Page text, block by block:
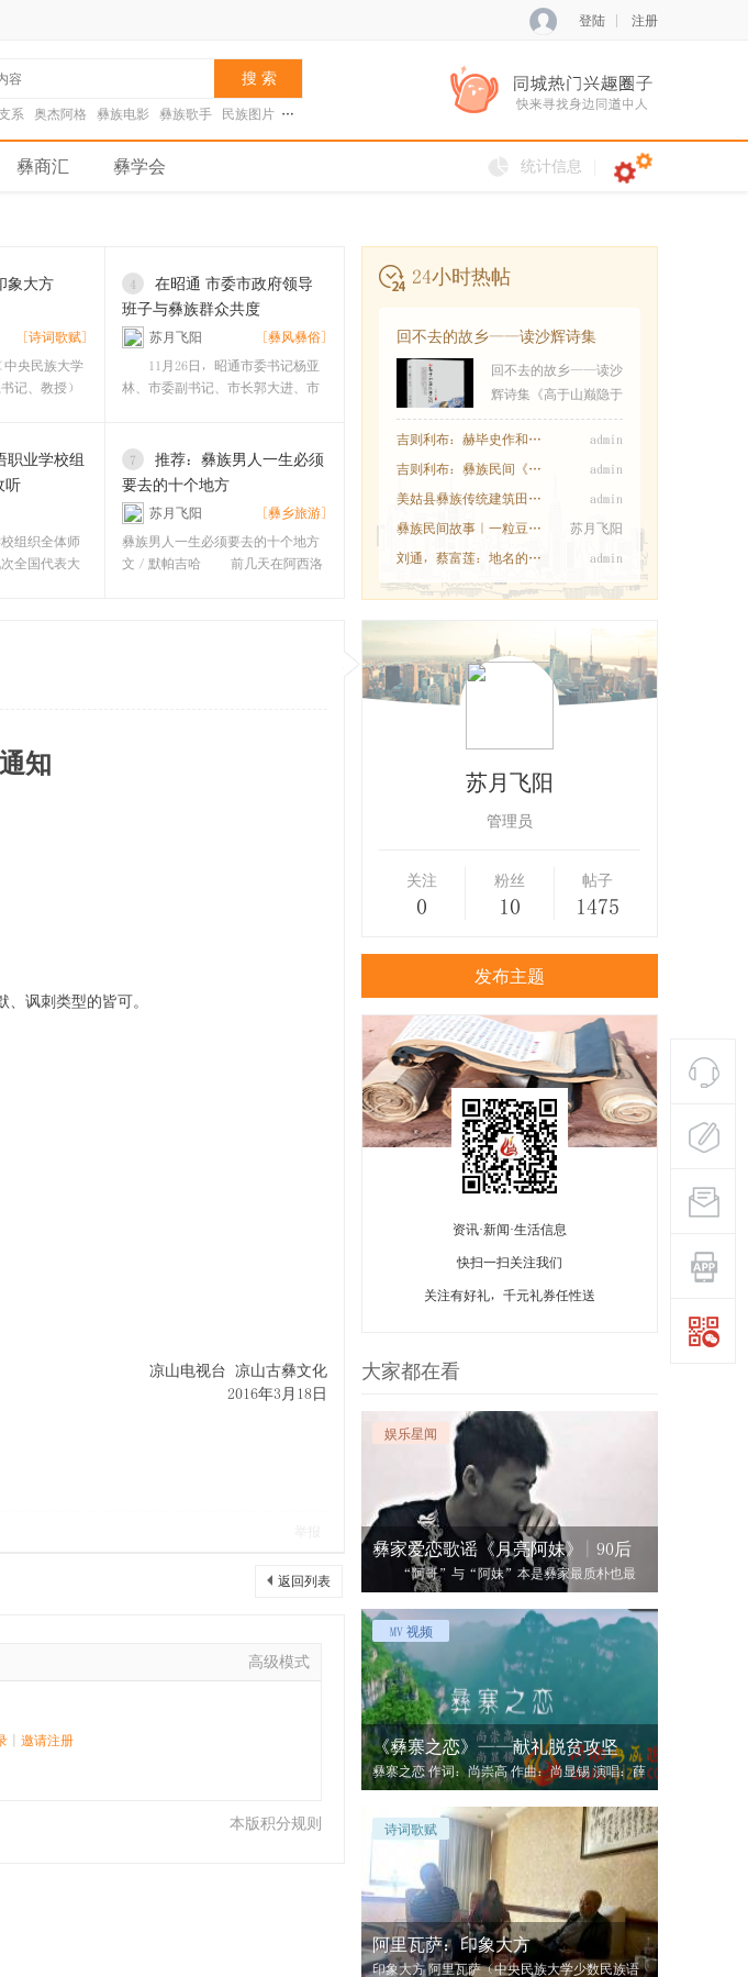
登陆 注册
搜 索
系 奥杰阿格 彝族电影 彝族歌手 民族图片 张菊兰
彝商汇 彝学会 统计信息
象大方
[诗词歌赋]
中央民族大学
记、教授）
4
在昭通 市委市政府领导
班子与彝族群众共度
苏月飞阳 [彝风彝俗]
11月26日，昭通市委书记杨亚
林、市委副书记、市长郭大进、市
职业学校组
听
语职业学校]
组织全体师
全国代表大
7
推荐：彝族男人一生必须
要去的十个地方
苏月飞阳 [彝乡旅游]
彝族男人一生必须要去的十个地方
文／默帕吉哈 前几天在阿西洛
24小时热帖
回不去的故乡——读沙辉诗集
《高于山巅隐于
回不去的故乡——读沙
辉诗集《高于山巅隐于
吉则利布：赫毕史作和特毕乍木的传说 admin
吉则利布：彝族民间《乌乌与天王女儿兹俄妮 admin
美姑县彝族传统建筑田野调查工作圆满完成 admin
彝族民间故事｜一粒豆子换一个新娘 苏月飞阳
刘通，蔡富莲：地名的语义变迁与中华民族共 admin
知
讽刺类型的皆可。
凉山电视台 凉山古彝文化
2016年3月18日
返回列表
高级模式
| 邀请注册
本版积分规则
苏月飞阳
管理员
关注
0
粉丝
10
帖子
1475
发布主题
资讯·新闻·生活信息
快扫一扫关注我们
关注有好礼，千元礼券任性送
大家都在看
娱乐星闻
彝家爱恋歌谣《月亮阿妹》| 90后
“阿哥”与“阿妹”本是彝家最质朴也最
亲切的称呼，彝家男女的羞涩与爱恋都融于
MV 视频
《彝寨之恋》——献礼脱贫攻坚
彝寨之恋 作词：尚崇高 作曲：尚显锡 演唱：薛
鹏新 歌曲创作以小见
诗词歌赋
阿里瓦萨：印象大方
印象大方 阿里瓦萨（中央民族大学少数民族语